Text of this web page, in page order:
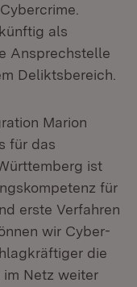
als
Ansprechstelle
Deliktsbereich.
Marion
für das
ist
für
erste Verfahren
wir Cyber-
die
Netz weiter